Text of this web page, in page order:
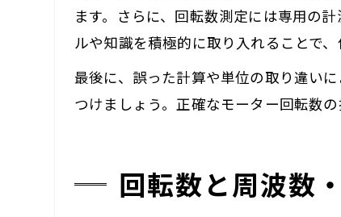
ます。さらに、回転数測定には専用の
ルや知識を積極的に取り入れることで
最後に、誤った計算や単位の取り違い
つけましょう。正確なモーター回転数
回転数と周波数